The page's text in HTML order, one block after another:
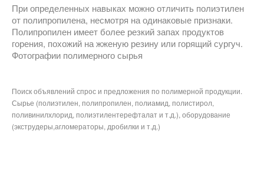
При определенных навыках можно отличить полиэтилен
от полипропилена, несмотря на одинаковые признаки.
Полипропилен имеет более резкий запах продуктов
горения, похожий на жженую резину или горящий сургуч.
Фотографии полимерного сырья
Поиск объявлений спрос и предложения по полимерной продукции.
Сырье (полиэтилен, полипропилен, полиамид, полистирол,
поливинилхлорид, полиэтилентерефталат и т.д.), оборудование
(экструдеры,агломераторы, дробилки и т.д.)